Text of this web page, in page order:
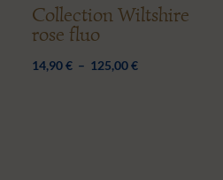
Collection Wiltshire
rose fluo
14,90€ – 125,00€Plage